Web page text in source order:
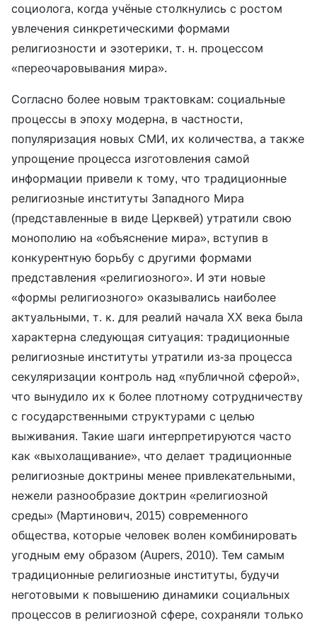
социолога, когда учёные столкнулись с ростом
увлечения синкретическими формами
религиозности и эзотерики, т. н. процессом
«переочаровывания мира».
Согласно более новым трактовкам: социальные
процессы в эпоху модерна, в частности,
популяризация новых СМИ, их количества, а также
упрощение процесса изготовления самой
информации привели к тому, что традиционные
религиозные институты Западного Мира
(представленные в виде Церквей) утратили свою
монополию на «объяснение мира», вступив в
конкурентную борьбу с другими формами
представления «религиозного». И эти новые
«формы религиозного» оказывались наиболее
актуальными, т. к. для реалий начала XX века была
характерна следующая ситуация: традиционные
религиозные институты утратили из-за процесса
секуляризации контроль над «публичной сферой»,
что вынудило их к более плотному сотрудничеству
с государственными структурами с целью
выживания. Такие шаги интерпретируются часто
как «выхолащивание», что делает традиционные
религиозные доктрины менее привлекательными,
нежели разнообразие доктрин «религиозной
среды» (Мартинович, 2015) современного
общества, которые человек волен комбинировать
угодным ему образом (Aupers, 2010). Тем самым
традиционные религиозные институты, будучи
неготовыми к повышению динамики социальных
процессов в религиозной сфере, сохраняли только